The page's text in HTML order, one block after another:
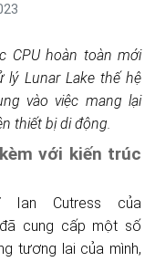
CPU hoàn toàn mới
Lunar Lake thế hệ
vào việc mang lại
thiết bị di động.
với kiến ​​trúc
Ian Cutress của
cung cấp một số
tương lai của mình,